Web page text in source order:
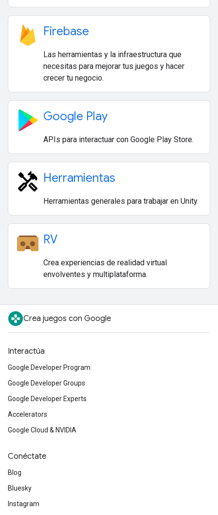
Firebase
Las herramientas y la infraestructura que
necesitas para mejorar tus juegos y hacer
crecer tu negocio.
Google Play
APIs para interactuar con Google Play Store.
Herramientas
Herramientas generales para trabajar en Unity.
RV
Crea experiencias de realidad virtual
envolventes y multiplataforma.
Crea juegos con Google
Interactúa
Google Developer Program
Google Developer Groups
Google Developer Experts
Accelerators
Google Cloud & NVIDIA
Conéctate
Blog
Bluesky
Instagram